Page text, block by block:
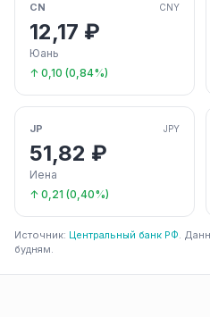
CN CNY
12,17 ₽
Юань
↑ 0,10 (0,84%)
JP JPY
51,82 ₽
Иена
↑ 0,21 (0,40%)
Источник: Центральный банк РФ.
будням.